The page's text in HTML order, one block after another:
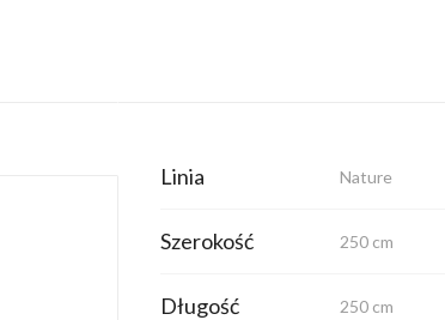
Linia Nature
Szerokość 250 cm
Długość 250 cm